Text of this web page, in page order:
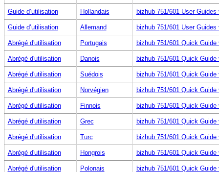
Guide d’utilisation Hollandais bizhub 751/601 User Guides
Guide d’utilisation Allemand bizhub 751/601 User Guides
Abrégé d'utilisation Portugais bizhub 751/601 Quick
Abrégé d'utilisation Danois bizhub 751/601 Quick
Abrégé d'utilisation Suédois bizhub 751/601 Quick
Abrégé d'utilisation Norvégien bizhub 751/601 Quick
Abrégé d'utilisation Finnois bizhub 751/601 Quick
Abrégé d'utilisation Grec bizhub 751/601 Quick
Abrégé d'utilisation Turc bizhub 751/601 Quick
Abrégé d'utilisation Hongrois bizhub 751/601 Quick
Abrégé d'utilisation Polonais bizhub 751/601 Quick